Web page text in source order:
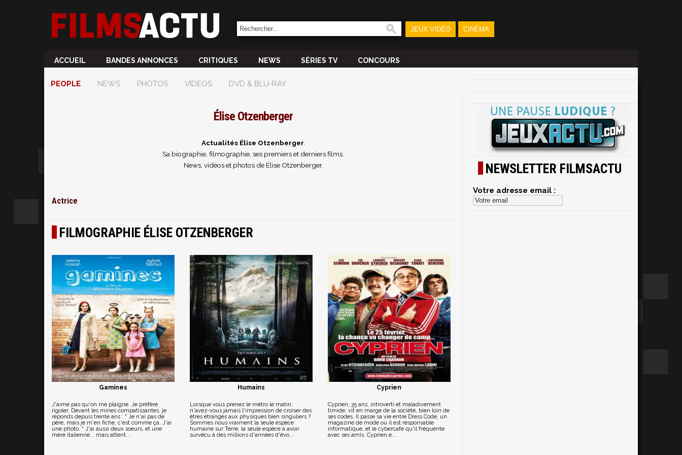
JEUX VIDÉO CINÉMA
ACCUEIL BANDES ANNONCES CRITIQUES NEWS SÉRIES TV CONCOURS
PEOPLE NEWS PHOTOS VIDÉOS DVD & BLU-RAY
Élise Otzenberger
Actualités Élise Otzenberger
Sa biographie, filmographie, ses premiers et derniers films.
News, vidéos et photos de Élise Otzenberger.
Actrice
FILMOGRAPHIE ÉLISE OTZENBERGER
Gamines
J'aime pas qu'on me plaigne. Je préfère
rigoler. Devant les mines compatissantes, je
réponds depuis trente ans : " Je n'ai pas de
père, mais je m'en fiche, c'est comme ça. J'ai
une photo. " J'ai aussi deux soeurs, et une
mère italienne... mais attent...
Humains
Lorsque vous prenez le métro le matin,
n'avez-vous jamais l'impression de croiser des
êtres étranges aux physiques bien singuliers ?
Sommes nous vraiment la seule espèce
humaine sur Terre, la seule espèce a avoir
survécu à des millions d'années d'évo...
Cyprien
Cyprien, 35 ans, introverti et maladivement
timide, vit en marge de la société, bien loin de
ses codes. Il passe sa vie entre Dress Code, un
magazine de mode où il est responsable
informatique, et le cybercafé qu'il fréquente
avec ses amis. Cyprien e...
NEWSLETTER FILMSACTU
Votre adresse email :